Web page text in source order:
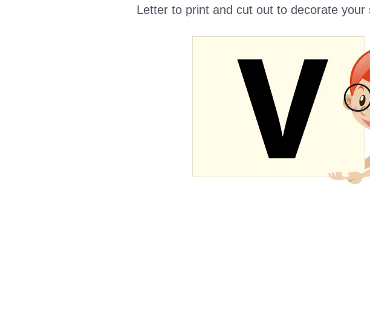
Letter to print and cut out to decorate